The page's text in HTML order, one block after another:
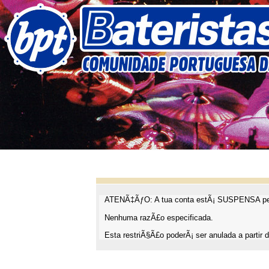
ATENÃ‡ÃƒO: A tua conta estÃ¡ SUSPENSA
Nenhuma razÃ£o especificada.
Esta restriÃ§Ã£o poderÃ¡ ser anulada a partir